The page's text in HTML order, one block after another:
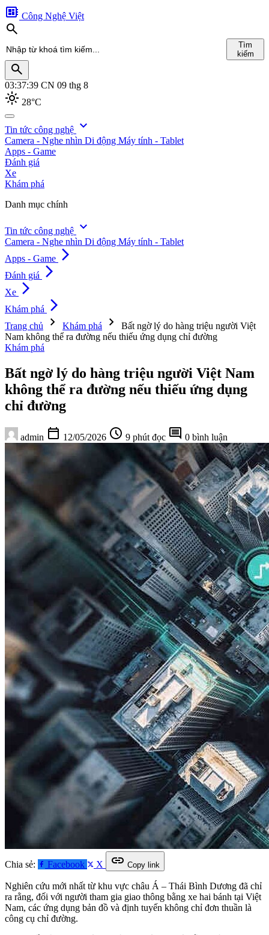
developer_board Công Nghệ Việt
search
Tìm
kiếm
search
03:37:42 CN 09 thg 8
light_mode 28°C
search
Tin tức công nghệ expand_more
Camera - Nghe nhìn Di động Máy tính - Tablet
Apps - Game
Đánh giá
Xe
Khám phá
Danh mục chính
Tin tức công nghệ expand_more
Camera - Nghe nhìn Di động Máy tính - Tablet
Apps - Game arrow_forward_ios
Đánh giá arrow_forward_ios
Xe arrow_forward_ios
Khám phá arrow_forward_ios
Trang chủ chevron_right Khám phá chevron_right
Bất ngờ lý do hàng triệu người Việt
Nam không thể ra đường nếu thiếu ứng dụng chỉ đường
Khám phá
Bất ngờ lý do hàng triệu người Việt Nam
không thể ra đường nếu thiếu ứng dụng
chỉ đường
admin calendar_today 12/05/2026 schedule 9 phút đọc comment 0 bình luận
Chia sẻ: Facebook X link Copy link
Nghiên cứu mới nhất từ khu vực châu Á – Thái Bình Dương đã chỉ
ra rằng, đối với người tham gia giao thông bằng xe hai bánh tại Việt
Nam, các ứng dụng bản đồ và định tuyến không chỉ đơn thuần là
công cụ chỉ đường.